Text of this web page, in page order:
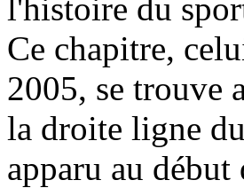
l'histoire du
Ce chapitre,
2005, se trouve
la droite ligne
apparu au début